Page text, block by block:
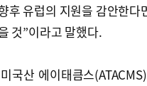
후 유럽의 지원을 감안한
것”이라고 말했다.
국산 에이태큼스